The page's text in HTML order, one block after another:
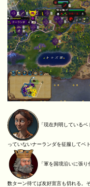
「現在判明している
っていないナーランダを征服してベ
「軍を国境沿いに張
数ターン待てば友好宣言も切れる